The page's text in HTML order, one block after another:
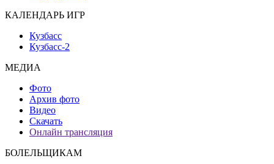
КАЛЕНДАРЬ ИГР
Кузбасс
Кузбасс-2
МЕДИА
Фото
Архив фото
Видео
Скачать
Онлайн трансляция
БОЛЕЛЬЩИКАМ